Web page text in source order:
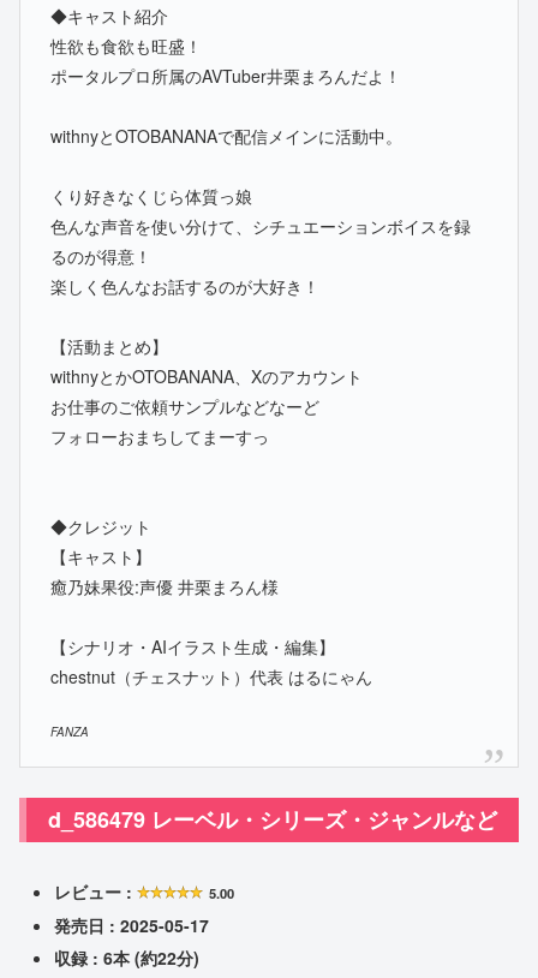
◆キャスト紹介
性欲も食欲も旺盛！
ポータルプロ所属のAVTuber井栗まろんだよ！
withnyとOTOBANANAで配信メインに活動中。
くり好きなくじら体質っ娘
色んな声音を使い分けて、シチュエーションボイスを録
るのが得意！
楽しく色んなお話するのが大好き！
【活動まとめ】
withnyとかOTOBANANA、Xのアカウント
お仕事のご依頼サンプルなどなーど
フォローおまちしてまーすっ
◆クレジット
【キャスト】
癒乃妹果役:声優 井栗まろん様
【シナリオ・AIイラスト生成・編集】
chestnut（チェスナット）代表 はるにゃん
FANZA
d_586479 レーベル・シリーズ・ジャンルなど
レビュー : 5.00
発売日 : 2025-05-17
収録 : 6本 (約22分)